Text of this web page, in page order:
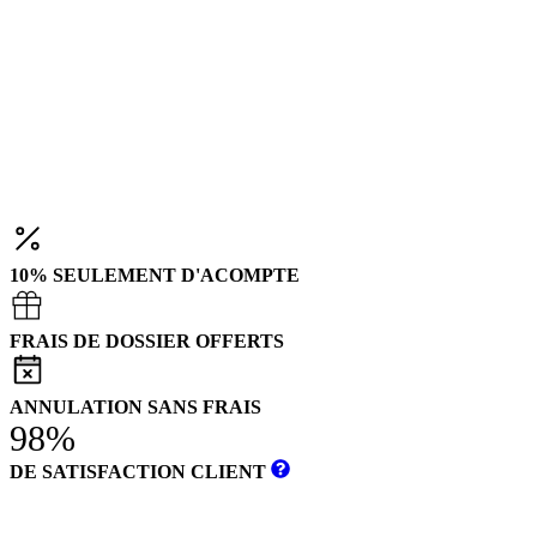
10% SEULEMENT D'ACOMPTE
FRAIS DE DOSSIER OFFERTS
ANNULATION SANS FRAIS
98%
DE SATISFACTION CLIENT